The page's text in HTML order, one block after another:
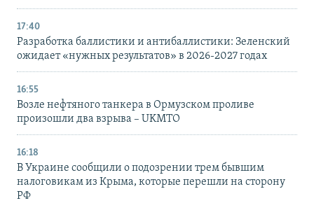
17:40
Разработка баллистики и антибаллистики: Зеленский
ожидает «нужных результатов» в 2026-2027 годах
16:55
Возле нефтяного танкера в Ормузском проливе
произошли два взрыва – UKMTO
16:18
В Украине сообщили о подозрении трем бывшим
налоговикам из Крыма, которые перешли на сторону
РФ